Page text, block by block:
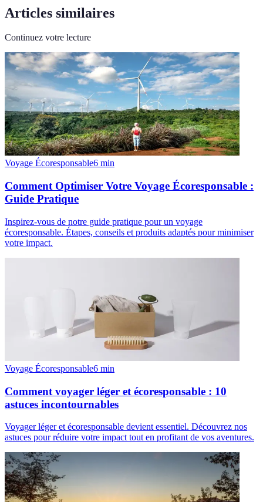
Articles similaires
Continuez votre lecture
Voyage Écoresponsable6 min
Comment Optimiser Votre Voyage Écoresponsable :
Guide Pratique
Inspirez-vous de notre guide pratique pour un voyage
écoresponsable. Étapes, conseils et produits adaptés pour minimiser
votre impact.
Voyage Écoresponsable6 min
Comment voyager léger et écoresponsable : 10
astuces incontournables
Voyager léger et écoresponsable devient essentiel. Découvrez nos
astuces pour réduire votre impact tout en profitant de vos aventures.